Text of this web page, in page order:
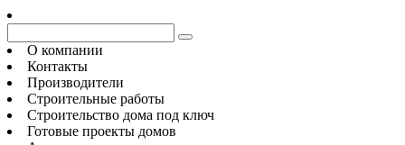
О компании
Контакты
Производители
Строительные работы
Строительство дома под ключ
Готовые проекты домов